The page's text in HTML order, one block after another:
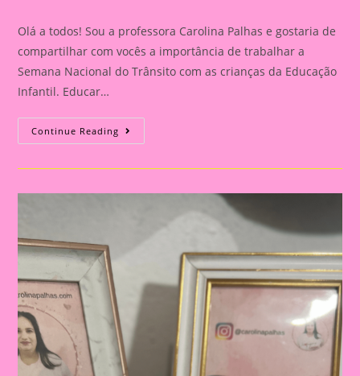
Olá a todos! Sou a professora Carolina Palhas e gostaria de
compartilhar com vocês a importância de trabalhar a
Semana Nacional do Trânsito com as crianças da Educação
Infantil. Educar…
Continue Reading Atividade
Com
Tema
Trânsito|Despertando
Consciência
Fundamental